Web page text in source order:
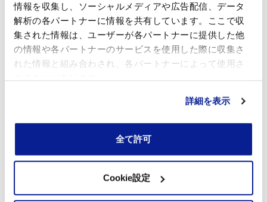
情報を収集し、ソーシャルメディアや広告配信、データ
解析の各パートナーに情報を共有しています。ここで収
集された情報は、ユーザーが各パートナーに提供した他
の情報や各パートナーのサービスを使用した際に収集さ
れた情報と組み合わされ、各パートナーによって使用さ
詳細を表示
全て許可
Cookie設定